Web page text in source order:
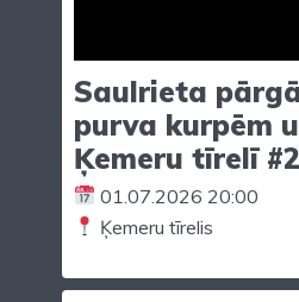
Saulrieta
purva kurpēm
Ķemeru tīrelī #2
01.07.2026 20:00
Ķemeru tīrelis